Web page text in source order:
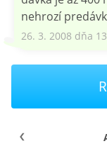
nehrozí
26. 3. 2008 dňa